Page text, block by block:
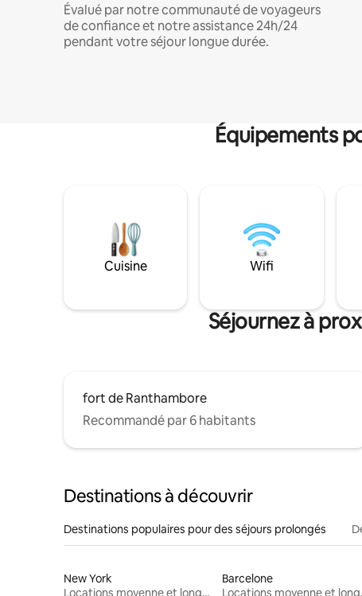
Évalué par notre communauté de voyageurs
de confiance et notre assistance 24h/24
pendant votre séjour longue durée.
Équipements
Cuisine Wifi
Séjournez à
fort de Ranthambore
Recommandé par 6 habitants
Destinations à découvrir
Destinations populaires pour des séjours prolongés
New York
Locations moyenne et longue durée
Barcelone